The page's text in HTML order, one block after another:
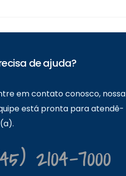
de ajuda?
em contato conosco, nossa
está pronta para atendê-
2104-7000